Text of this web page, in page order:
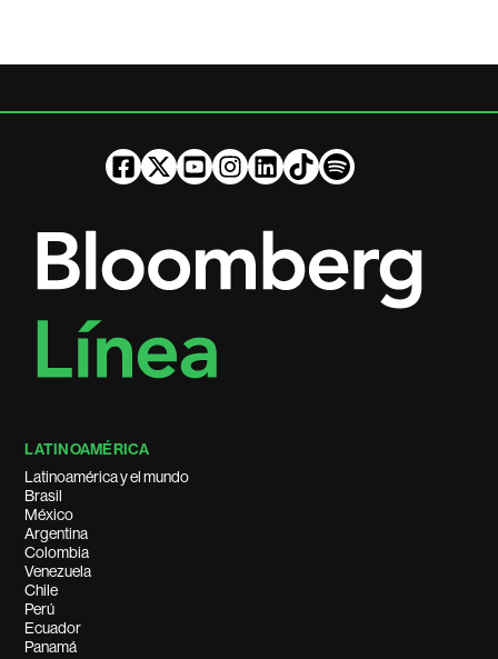
LATINOAMÉRICA
Latinoamérica y el mundo
Brasil
México
Argentina
Colombia
Venezuela
Chile
Perú
Ecuador
Panamá